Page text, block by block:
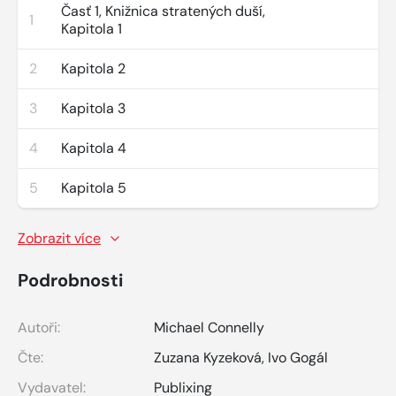
1
Časť 1, Knižnica stratených duší,
Kapitola 1
2 Kapitola 2
3 Kapitola 3
4 Kapitola 4
5 Kapitola 5
Zobrazit více
Podrobnosti
Autoři:
Michael Connelly
Čte:
Zuzana Kyzeková, Ivo Gogál
Vydavatel:
Publixing